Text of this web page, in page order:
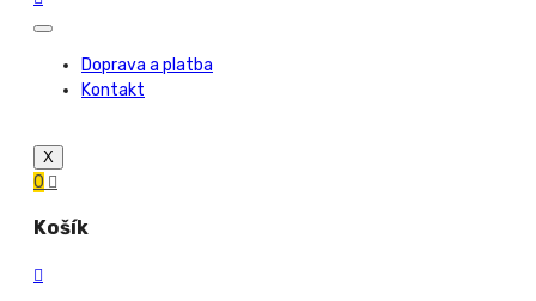
Doprava a platba
Kontakt
X
0
Košík